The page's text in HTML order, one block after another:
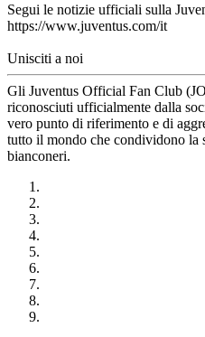
Segui le notizie ufficiali sulla
https://www.juventus.com/it
Unisciti a noi
Gli Juventus Official Fan Club
riconosciuti ufficialmente dalla
vero punto di riferimento e di
tutto il mondo che condividono la
bianconeri.